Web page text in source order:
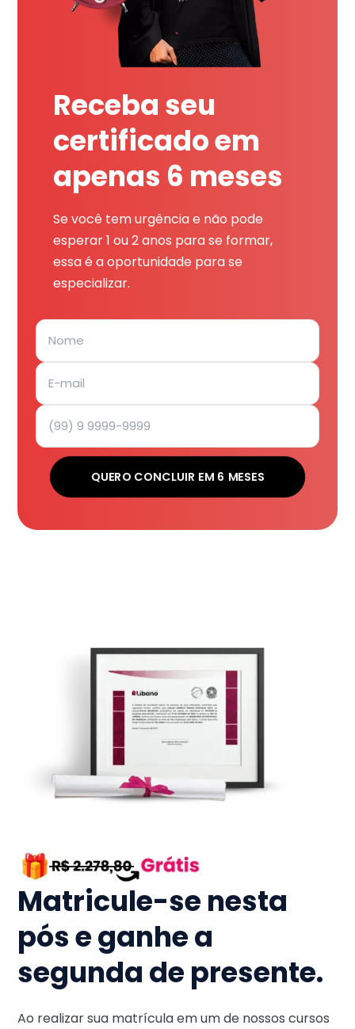
Receba seu
certificado em
apenas 6 meses
Se você tem urgência e não pode
esperar 1 ou 2 anos para se formar,
essa é a oportunidade para se
especializar.
QUERO CONCLUIR EM 6 MESES
Matricule-se nesta
pós e ganhe a
segunda de presente.
Ao realizar sua matrícula em um de nossos cursos